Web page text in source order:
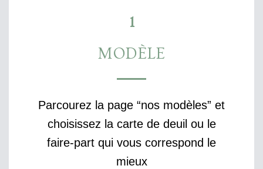
1
MODÈLE
Parcourez la page “nos modèles” et
choisissez la carte de deuil ou le
faire-part qui vous correspond le
mieux